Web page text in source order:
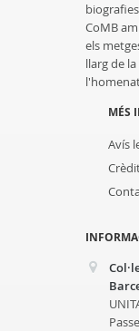
CoMB
els
llarg de
MÉS
Avís